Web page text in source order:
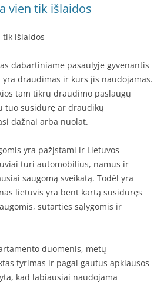
vien tik išlaidos
tik išlaidos
dabartiniame pasaulyje gyvenantis
yra draudimas ir kurs jis naudojamas.
tam tikrų draudimo paslaugų
tuo susidūrę ar draudikų
dažnai arba nuolat.
yra pažįstami ir Lietuvos
turi automobilius, namus ir
saugomą sveikatą. Todėl yra
lietuvis yra bent kartą susidūręs
sutarties sąlygomis ir
duomenis, metų
tyrimas ir pagal gautus apklausos
kad labiausiai naudojama